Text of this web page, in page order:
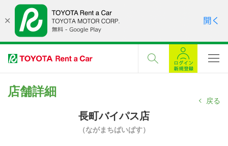
店舗詳細
戻る
長町バイパス店
（ながまちばいぱす）